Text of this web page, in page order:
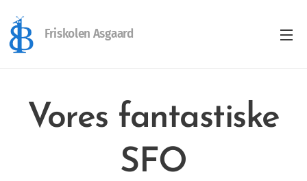
Friskolen Asgaard
Vores fantastiske
SFO